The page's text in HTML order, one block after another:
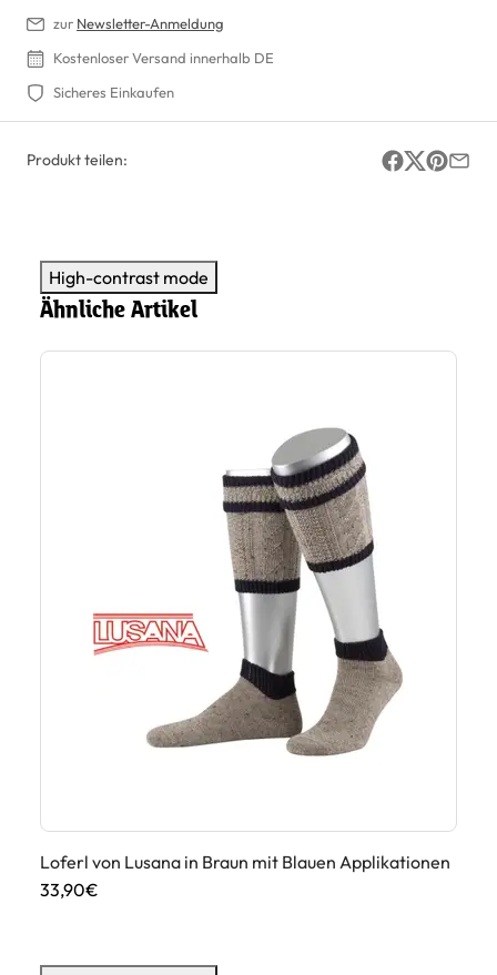
zur Newsletter-Anmeldung
Kostenloser Versand innerhalb DE
Sicheres Einkaufen
Produkt teilen:
High-contrast mode
Ähnliche Artikel
Loferl von Lusana in Braun mit Blauen Applikationen
33,90€